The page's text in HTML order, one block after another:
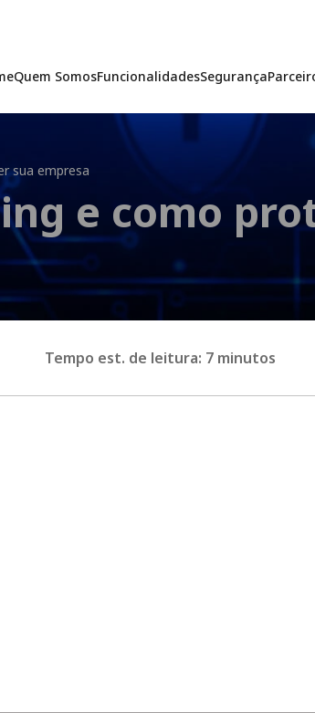
Quem SomosFuncionalidadesSegurança
sua empresa
e como
Tempo est. de leitura: 7 minutos